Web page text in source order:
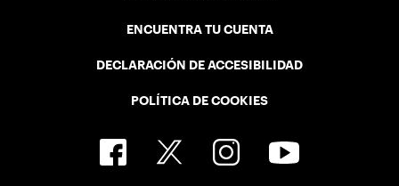
ENCUENTRA TU CUENTA
DECLARACIÓN DE ACCESIBILIDAD
POLÍTICA DE COOKIES